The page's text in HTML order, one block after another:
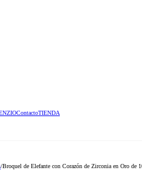
ContactoTIENDA
/Broquel de Elefante con Corazón de Zirconia en Oro de